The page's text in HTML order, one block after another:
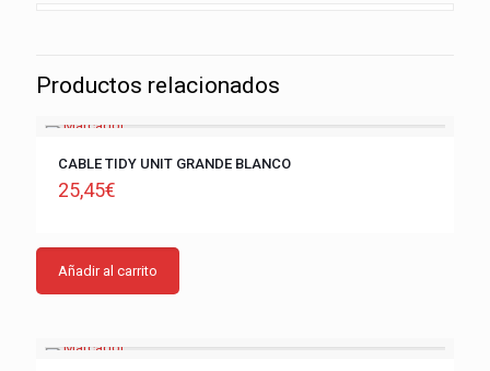
Productos relacionados
CABLE TIDY UNIT GRANDE BLANCO
25,45€
Añadir al carrito